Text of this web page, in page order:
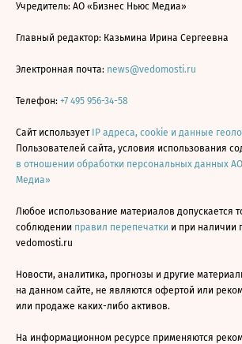
Учредитель: АО «Бизнес Ньюс Медиа»
Главный редактор: Казьмина Ирина Сергеевна
Электронная почта: news@vedomosti.ru
Телефон: +7 495 956-34-58
Сайт использует IP адреса, cookie и данные
Пользователей сайта, условия использования
в отношении обработки персональных данных
Медиа»
Любое использование материалов допускается
соблюдении правил перепечатки и при наличии
vedomosti.ru
Новости, аналитика, прогнозы и другие
на данном сайте, не являются офертой или
или продаже каких-либо активов.
На информационном ресурсе применяются